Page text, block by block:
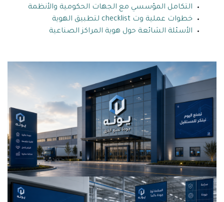
التكامل المؤسسي مع الجهات الحكومية والأنظمة
خطوات عملية وت checklist لتطبيق الهوية
الأسئلة الشائعة حول هوية المراكز الصناعية